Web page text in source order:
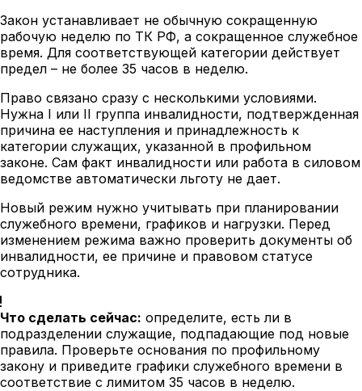
Закон устанавливает не обычную сокращенную
рабочую неделю по ТК РФ, а сокращенное служебное
время. Для соответствующей категории действует
предел – не более 35 часов в неделю.
Право связано сразу с несколькими условиями.
Нужна I или II группа инвалидности, подтвержденная
причина ее наступления и принадлежность к
категории служащих, указанной в профильном
законе. Сам факт инвалидности или работа в силовом
ведомстве автоматически льготу не дает.
Новый режим нужно учитывать при планировании
служебного времени, графиков и нагрузки. Перед
изменением режима важно проверить документы об
инвалидности, ее причине и правовом статусе
сотрудника.
Что сделать сейчас: определите, есть ли в
подразделении служащие, подпадающие под новые
правила. Проверьте основания по профильному
закону и приведите графики служебного времени в
соответствие с лимитом 35 часов в неделю.